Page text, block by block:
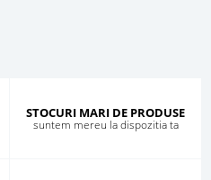
STOCURI MARI DE PRODUSE
suntem mereu la dispozitia ta